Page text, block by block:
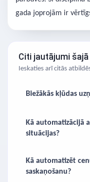
gada joprojām ir
Citi jautājumi
Ieskaties arī citās
Biežākās kļūdas
Kā automatizācijā
situācijas?
Kā automatizēt
saskaņošanu?